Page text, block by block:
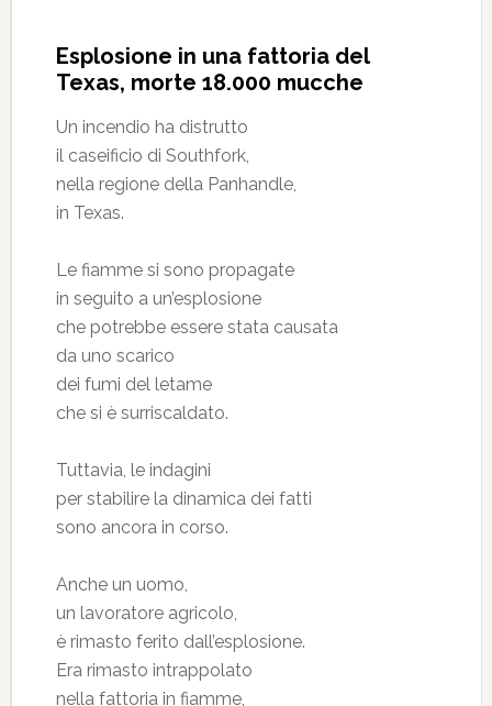
Esplosione in una fattoria del
Texas, morte 18.000 mucche
Un incendio ha distrutto
il caseificio di Southfork,
nella regione della Panhandle,
in Texas.
Le fiamme si sono propagate
in seguito a un’esplosione
che potrebbe essere stata causata
da uno scarico
dei fumi del letame
che si è surriscaldato.
Tuttavia, le indagini
per stabilire la dinamica dei fatti
sono ancora in corso.
Anche un uomo,
un lavoratore agricolo,
è rimasto ferito dall’esplosione.
Era rimasto intrappolato
nella fattoria in fiamme,